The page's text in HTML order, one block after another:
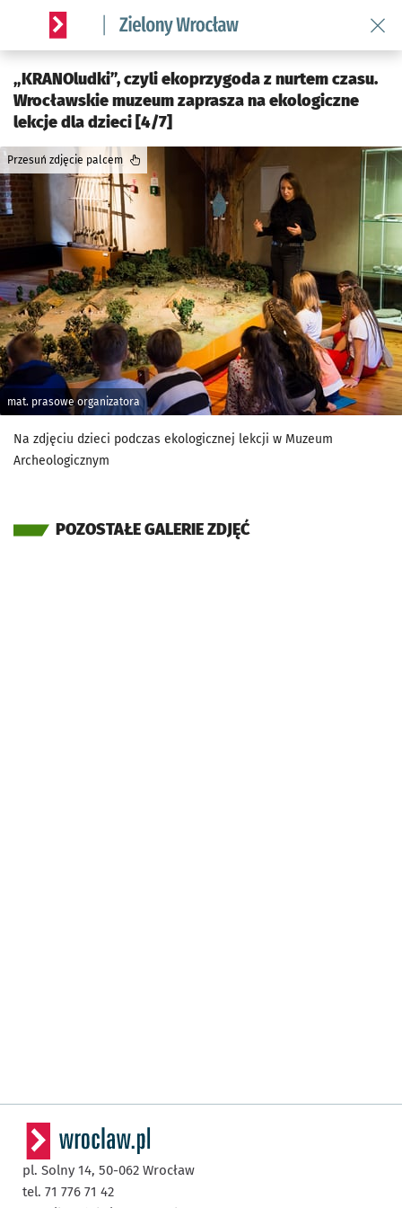
Serwis informacyjny wroclaw.pl podserwis: Środowisko we
„KRANOludki”, czyli ekoprzygoda z nurtem czasu.
Wrocławskie muzeum zaprasza na ekologiczne
lekcje dla dzieci [4/7]
mat. prasowe organizatora
Przesuń zdjęcie palcem
Na zdjęciu dzieci podczas ekologicznej lekcji w Muzeum
Archeologicznym
POZOSTAŁE GALERIE ZDJĘĆ
pl. Solny 14, 50-062 Wrocław
tel. 71 776 71 42